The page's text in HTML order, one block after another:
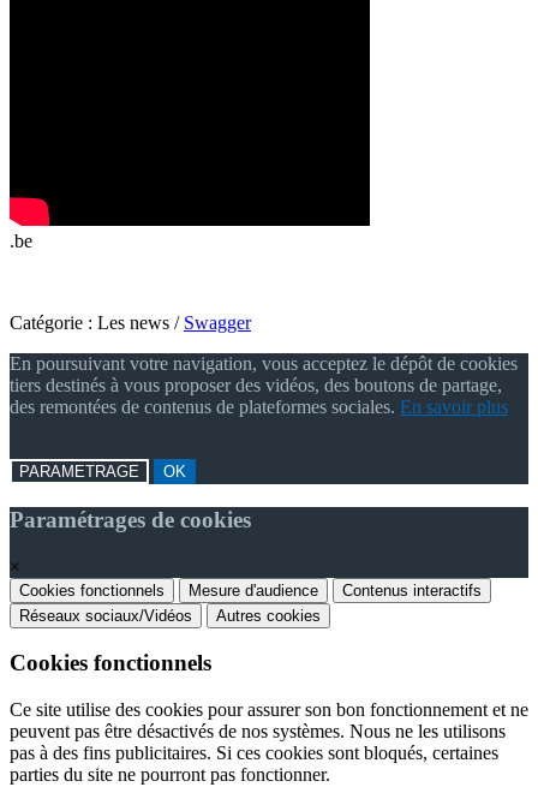
.be
Catégorie : Les news / Swagger
En poursuivant votre navigation, vous acceptez le dépôt de cookies
tiers destinés à vous proposer des vidéos, des boutons de partage,
des remontées de contenus de plateformes sociales. En savoir plus
PARAMETRAGE OK
Paramétrages de cookies
×
Cookies fonctionnels Mesure d'audience
Contenus interactifs
Réseaux sociaux/Vidéos
Autres cookies
Cookies fonctionnels
Ce site utilise des cookies pour assurer son bon fonctionnement et ne
peuvent pas être désactivés de nos systèmes. Nous ne les utilisons
pas à des fins publicitaires. Si ces cookies sont bloqués, certaines
parties du site ne pourront pas fonctionner.